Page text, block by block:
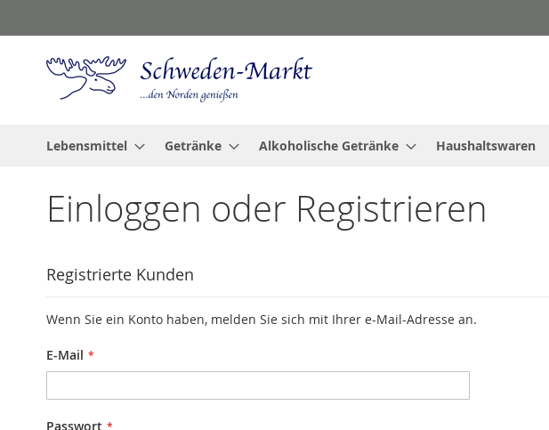
Inhalt
Lebensmittel Getränke Alkoholische Getränke Haushaltswaren
Einloggen oder Registrieren
Registrierte Kunden
Wenn Sie ein Konto haben, melden Sie sich mit Ihrer e-Mail-Adresse an.
E-Mail
Passwort